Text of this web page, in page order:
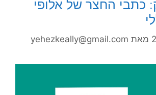
כתבי החצר של אלופי
מאת yehezkeally@gmail.com